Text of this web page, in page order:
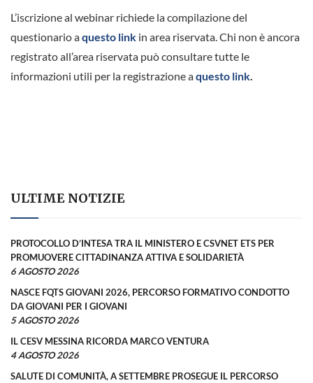
L’iscrizione al webinar richiede la compilazione del
questionario aquesto link in area riservata. Chi non è ancora
registrato all’area riservata può consultare tutte le
informazioni utili per la registrazione aquesto link.
ULTIME NOTIZIE
PROTOCOLLO D’INTESA TRA IL MINISTERO E CSVNET ETS PER
PROMUOVERE CITTADINANZA ATTIVA E SOLIDARIETÀ
6 AGOSTO 2026
NASCE FQTS GIOVANI 2026, PERCORSO FORMATIVO CONDOTTO
DA GIOVANI PER I GIOVANI
5 AGOSTO 2026
IL CESV MESSINA RICORDA MARCO VENTURA
4 AGOSTO 2026
SALUTE DI COMUNITÀ, A SETTEMBRE PROSEGUE IL PERCORSO